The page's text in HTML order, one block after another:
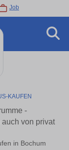
Job
KAUFEN
-
von privat
in Bochum